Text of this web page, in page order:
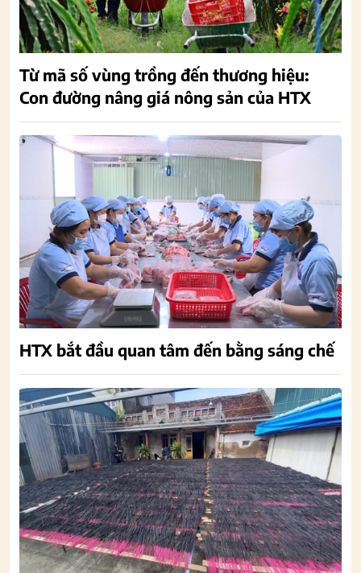
Từ mã số vùng trồng đến thương hiệu:
Con đường nâng giá nông sản của HTX
HTX bắt đầu quan tâm đến bằng sáng chế